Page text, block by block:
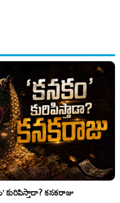
కురిపిస్తాడా? కనకరాజు